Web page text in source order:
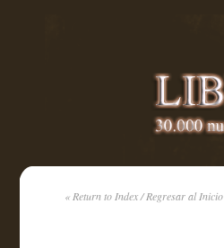
« Return to Index / Regresar al Inicio